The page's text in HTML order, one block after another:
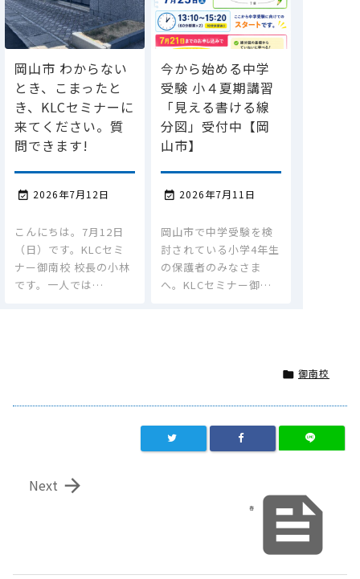
岡山市 わからない
とき、こまったと
き、KLCセミナーに
来てください。質
問できます!
 2026年7月12日
こんにちは。7月12日
（日）です。KLCセミ
ナー御南校 校長の小林
です。一人では…
今から始める中学
受験 小４夏期講習
「見える書ける線
分図」受付中【岡
山市】
 2026年7月11日
岡山市で中学受験を検
討されている小学4年生
の保護者のみなさま
へ。KLCセミナー御…
 御南校

春

Next